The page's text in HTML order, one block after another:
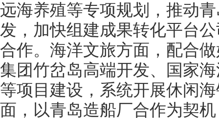
远海养殖等专项规划，推动
发，加快组建成果转化平台
合作。海洋文旅方面，配合
集团竹岔岛高端开发、国家
等项目建设，系统开展休闲
面，以青岛造船厂合作为契